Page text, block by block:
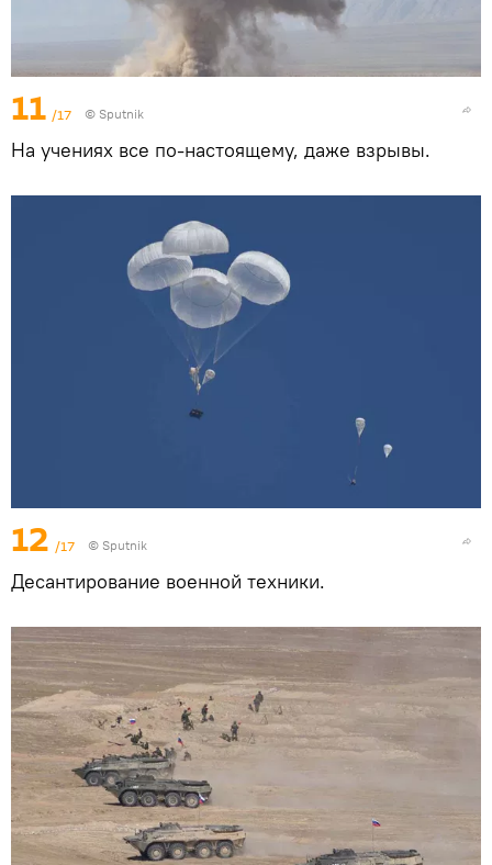
11 /17 © Sputnik
На учениях все по-настоящему, даже взрывы.
12 /17 © Sputnik
Десантирование военной техники.